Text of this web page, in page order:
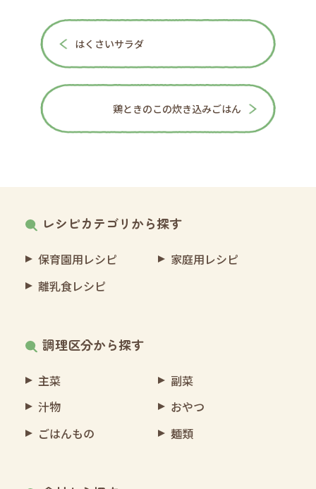
はくさいサラダ
鶏ときのこの炊き込みごはん
レシピカテゴリから探す
保育園用レシピ
家庭用レシピ
離乳食レシピ
調理区分から探す
主菜
副菜
汁物
おやつ
ごはんもの
麺類